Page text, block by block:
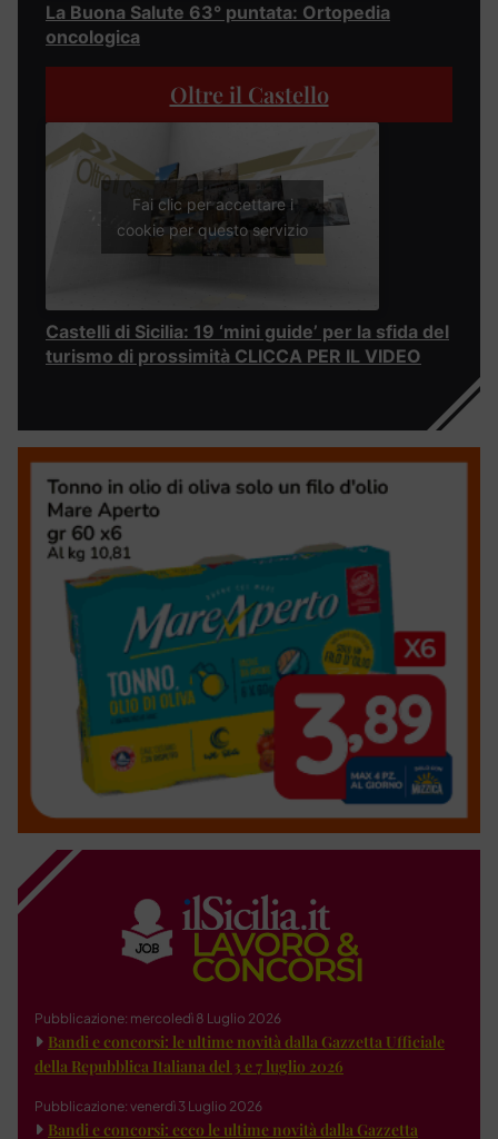
La Buona Salute 63° puntata: Ortopedia
oncologica
Oltre il Castello
Fai clic per accettare i
cookie per questo servizio
Castelli di Sicilia: 19 ‘mini guide’ per la sfida del
turismo di prossimità CLICCA PER IL VIDEO
Pubblicazione: mercoledì 8 Luglio 2026
Bandi e concorsi: le ultime novità dalla Gazzetta Ufficiale
della Repubblica Italiana del 3 e 7 luglio 2026
Pubblicazione: venerdì 3 Luglio 2026
Bandi e concorsi: ecco le ultime novità dalla Gazzetta